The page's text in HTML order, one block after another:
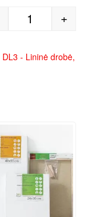
produkto+
DL3 - Lininė drobė,